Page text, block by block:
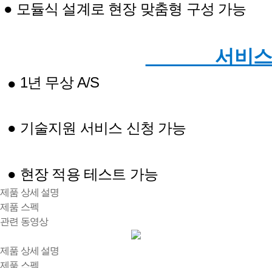
● 모듈식 설계로 현장 맞춤형 구성 가능
서비스
● 1년 무상 A/S
● 기술지원 서비스 신청 가능
● 현장 적용 테스트 가능
제품 상세 설명
제품 스펙
관련 동영상
제품 상세 설명
제품 스펙